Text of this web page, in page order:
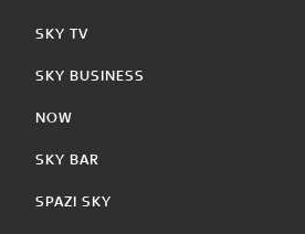
SKY TV
SKY BUSINESS
NOW
SKY BAR
SPAZI SKY